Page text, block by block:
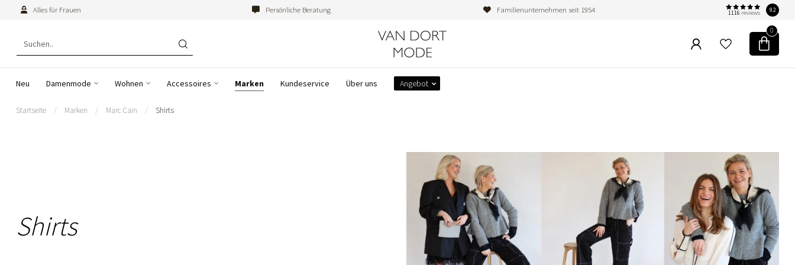
Alles für Frauen Persönliche Beratung Familienunternehmen seit 1954 1116 reviews 9.2
0
Neu Damenmode Wohnen Accessoires Marken Kundeservice Über uns Angebot
Startseite / Marken / Marc Cain / Shirts
Shirts